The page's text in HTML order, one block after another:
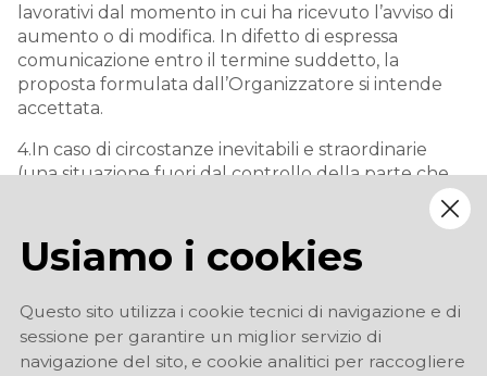
lavorativi dal momento in cui ha ricevuto l’avviso di
aumento o di modifica. In difetto di espressa
comunicazione entro il termine suddetto, la
proposta formulata dall’Organizzatore si intende
accettata.
4.In caso di circostanze inevitabili e straordinarie
(una situazione fuori dal controllo della parte che
invoca una tale situazione e le cui conseguenze
non sarebbero state evitate nemmeno adottando
tutte le ragionevoli misure) verificatesi nel luogo di
destinazione o nelle sue immediate vicinanze e che
pacchetto o sul trasporto di passeggeri verso la
destinazione, il viaggiatore ha diritto di recedere dal
contratto, prima dell’inizio del pacchetto, senza
Usiamo i cookies
Questo sito utilizza i cookie tecnici di navigazione e di
sessione per garantire un miglior servizio di
navigazione del sito, e cookie analitici per raccogliere